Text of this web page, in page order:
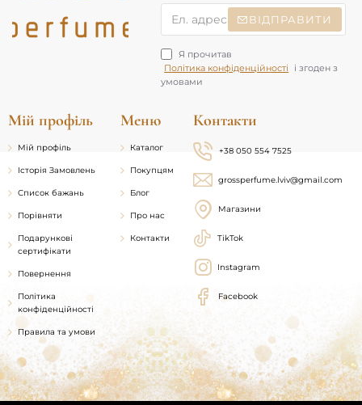
адреса
ВІДПРАВИТИ
Я прочитав
Політика конфіденційності
і згоден з
умовами
Мій профіль
Мій профіль
Історія Замовлень
Список бажань
Порівняти
Подарункові
сертифікати
Повернення
Політика
конфіденційності
Правила та умови
Меню
Каталог
Покупцям
Блог
Про нас
Контакти
Контакти
+38 050 554 7525
grossperfume.lviv@gmail.com
Магазини
TikTok
Instagram
Facebook